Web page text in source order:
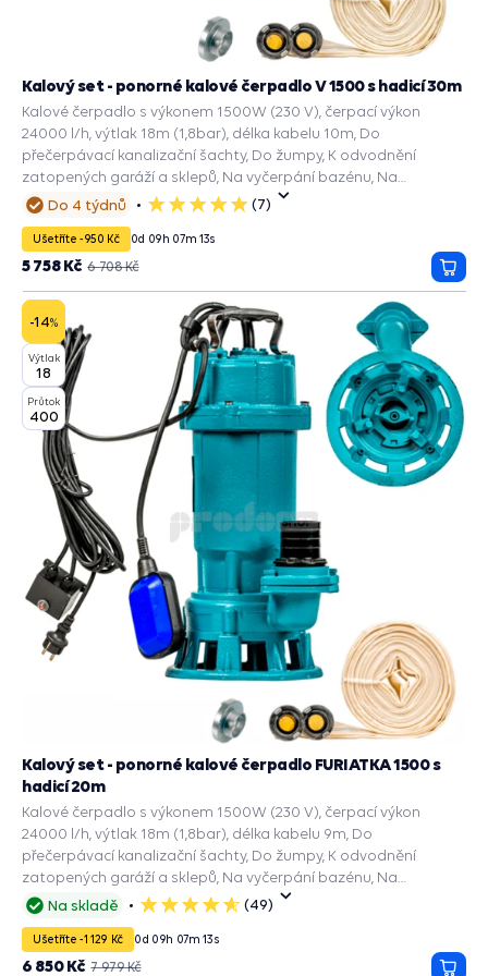
Do 4 týdnů
5
(7)
Kalový set - ponorné kalové čerpadlo V 1500 s hadicí 30m
Kalové čerpadlo s výkonem 1500W (230 V), čerpací výkon
24000 l/h, výtlak 18m (1,8bar), délka kabelu 10m, Do
přečerpávací kanalizační šachty, Do žumpy, K odvodnění
zatopených garáží a sklepů, Na vyčerpání bazénu, Na
dešťovou vodu, Kalové čerpadlo septik.
Ušetříte -950 Kč 0d 09h 07m 11s
6 708 Kč
5 758 Kč
do
-14%
Výtlak
18
Průtok
400
Na skladě
5
(49)
Kalový set - ponorné kalové čerpadlo FURIATKA 1500 s
hadicí 20m
Kalové čerpadlo s výkonem 1500W (230 V), čerpací výkon
24000 l/h, výtlak 18m (1,8bar), délka kabelu 9m, Do
přečerpávací kanalizační šachty, Do žumpy, K odvodnění
zatopených garáží a sklepů, Na vyčerpání bazénu, Na
dešťovou vodu, Kalové čerpadlo septik.
Ušetříte -1 129 Kč 0d 09h 07m 11s
7 979 Kč
6 850 Kč